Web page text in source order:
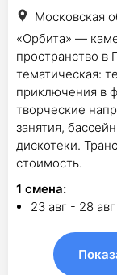
Московская
«Орбита» —
пространство
тематическая:
приключения в
творческие
занятия,
дискотеки.
стоимость.
1 смена:
23 авг - 28